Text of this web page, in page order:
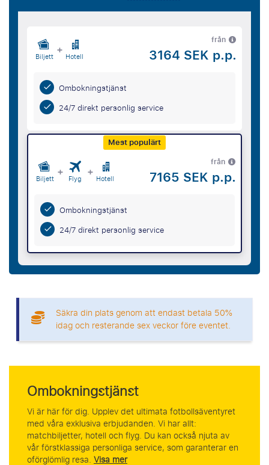
Biljett + Hotell
från
3164 SEK p.p.
Ombokningstjänst
24/7 direkt personlig service
Mest populärt
Biljett + Flyg + Hotell
från
7165 SEK p.p.
Ombokningstjänst
24/7 direkt personlig service
Säkra din plats genom att endast betala 50%
idag och resterande sex veckor före eventet.
Ombokningstjänst
Vi är här för dig. Upplev det ultimata fotbollsäventyret
med våra exklusiva erbjudanden. Vi har allt:
matchbiljetter, hotell och flyg. Du kan också njuta av
vår förstklassiga personliga service, som garanterar en
oförglömlig resa.Visa mer